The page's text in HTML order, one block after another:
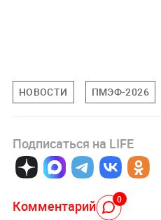
НОВОСТИ ПМЭФ-2026
Подписаться на LIFE
Комментарий 0